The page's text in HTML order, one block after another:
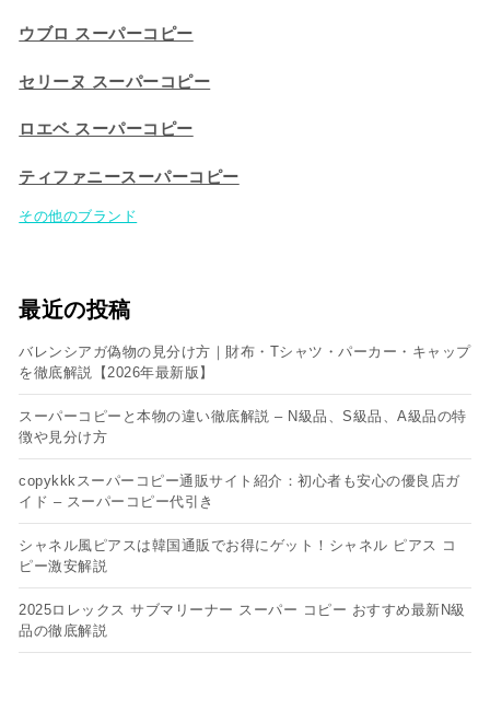
ウブロ スーパーコピー
セリーヌ スーパーコピー​
ロエベ スーパーコピー
ティファニースーパーコピー
その他のブランド
最近の投稿
バレンシアガ偽物の見分け方｜財布・Tシャツ・パーカー・キャップ
を徹底解説【2026年最新版】
スーパーコピーと本物の違い徹底解説 – N級品、S級品、A級品の特
徴や見分け方
copykkkスーパーコピー通販サイト紹介：初心者も安心の優良店ガ
イド – スーパーコピー代引き
シャネル風ピアスは韓国通販でお得にゲット！シャネル ピアス コ
ピー​激安解説
2025ロレックス サブマリーナー スーパー コピー おすすめ最新N級
品の徹底解説